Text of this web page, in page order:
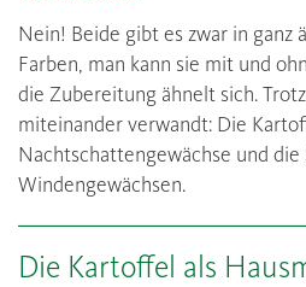
Nein! Beide gibt es zwar in ganz
Farben, man kann sie mit und
die Zubereitung ähnelt sich.
miteinander verwandt: Die
Nachtschattengewächse und
Windengewächsen.
Die Kartoffel als